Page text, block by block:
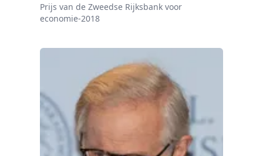
Prijs van de Zweedse Rijksbank voor
economie-2018